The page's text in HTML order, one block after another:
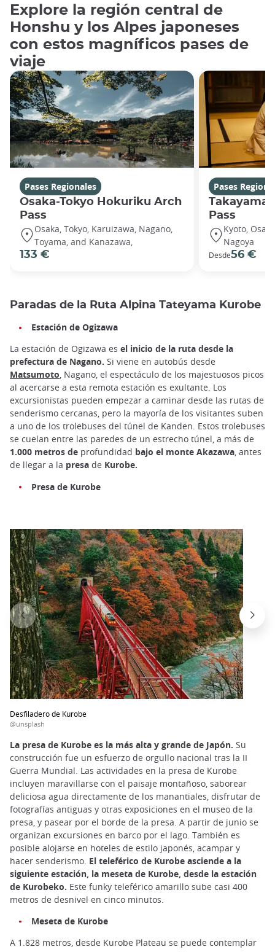
Explore la región central de
Honshu y los Alpes japoneses
con estos magníficos pases de
viaje
Pases Regionales
Osaka-Tokyo Hokuriku Arch
Pass
Osaka, Tokyo, Karuizawa, Nagano,
Toyama, and Kanazawa,
133 €
Pases
Pass
Kyoto,
Nagoya
Desde56 €
Paradas de la Ruta Alpina Tateyama Kurobe
Estación de Ogizawa
La estación de Ogizawa es el inicio de la ruta desde la
prefectura de Nagano. Si viene en autobús desde
Matsumoto, Nagano, el espectáculo de los majestuosos picos
al acercarse a esta remota estación es exultante. Los
excursionistas pueden empezar a caminar desde las rutas de
senderismo cercanas, pero la mayoría de los visitantes suben
a uno de los trolebuses del túnel de Kanden. Estos trolebuses
se cuelan entre las paredes de un estrecho túnel, a más de
1.000 metros de profundidad bajo el monte Akazawa, antes
de llegar a la presa de Kurobe.
Presa de Kurobe
Desfiladero de Kurobe
@unsplash
La presa de Kurobe es la más alta y grande de Japón. Su
construcción fue un esfuerzo de orgullo nacional tras la II
Guerra Mundial. Las actividades en la presa de Kurobe
incluyen maravillarse con el paisaje montañoso, saborear
deliciosa agua directamente de los manantiales, disfrutar de
fotografías antiguas y otras exposiciones en el museo de la
presa, y pasear por el borde de la presa. A partir de junio se
organizan excursiones en barco por el lago. También es
posible alojarse en hoteles de estilo japonés, acampar y
hacer senderismo. El teleférico de Kurobe asciende a la
siguiente estación, la meseta de Kurobe, desde la estación
de Kurobeko. Este funky teleférico amarillo sube casi 400
metros de desnivel en cinco minutos.
Meseta de Kurobe
A 1.828 metros, desde Kurobe Plateau se puede contemplar